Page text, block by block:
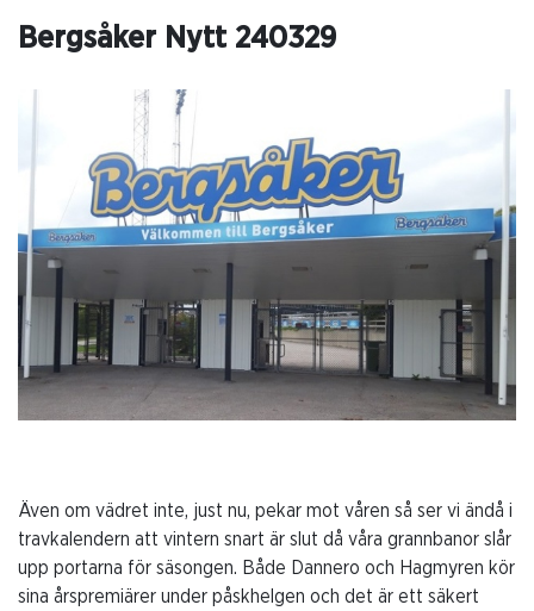
Bergsåker Nytt 240329
Även om vädret inte, just nu, pekar mot våren så ser vi ändå i
travkalendern att vintern snart är slut då våra grannbanor slår
upp portarna för säsongen. Både Dannero och Hagmyren kör
sina årspremiärer under påskhelgen och det är ett säkert